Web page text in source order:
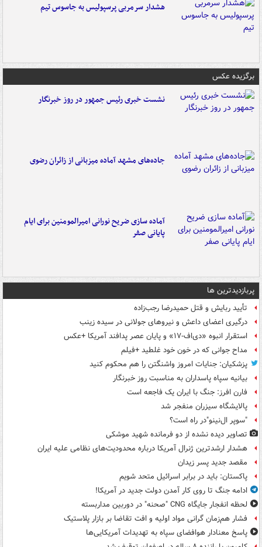
هشدار سرمربی پرسپولیس به جاسوس تیم
برگزیده عکس
نشست خبری رئیس جمهور در روز خبرنگار
جاده‌های مشهد آماده میزبانی از زائران رضوی
آماده سازی ضریح نورانی امیرالمومنین برای ایام
پایانی صفر
پربازدیدترین ها
تأیید ربایش و قتل حمیدرضا رجب‌زاده
درگیری اعضای داعش و نیروهای جولانی در سیده زینب
استقرار انبوه «دی‌اف‑۱۷» و پایان عصر پدافند آمریکا +عکس
مداح جوانی که در خون خود غلطید +فیلم
پزشکیان: جنایات امروز واشنگتن را هم محکوم کنید
بیانیه سپاه پاسداران به مناسبت روز خبرنگار
فارن افرز: جنگ با ایران یک فاجعه است
پالایشگاه سیزران منفجر شد
"سوپر ال‌نینو"در راه است؟
تصاویر دیده‌ نشده از دو فرمانده شهید موشکی
هشدار ارشدترین ژنرال آمریکا درباره محدودیت‌های نظامی علیه ایران
مقصد جدید پسر زیدان
پاکستان: باید در برابر اسرائیل متحد شویم
ادامه جنگ تا روی کار آمدن دولت جدید در آمریکا!
لحظه انفجار جایگاه CNG "صحنه" در دوربین مداربسته
فشار هم‌زمان گرانی مواد اولیه و افت تقاضا بر بازار پلاستیک
پاسخ معنادار هوافضای سپاه به تهدیدات آمریکایی‌ها